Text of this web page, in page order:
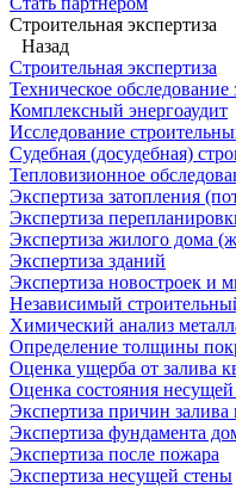
Строительная экспертиза
Назад
Строительная экспертиза
Техническое
Комплексный энергоаудит
Исследование
Судебная (досудебная)
Тепловизионное
Экспертиза затопления
Экспертиза
Экспертиза жилого дома
Экспертиза зданий
Экспертиза новостроек и
Независимый
Химический анализ
Определение толщины
Оценка ущерба от залива
Оценка состояния
Экспертиза причин залива
Экспертиза фундамента
Экспертиза после пожара
Экспертиза несущей стены